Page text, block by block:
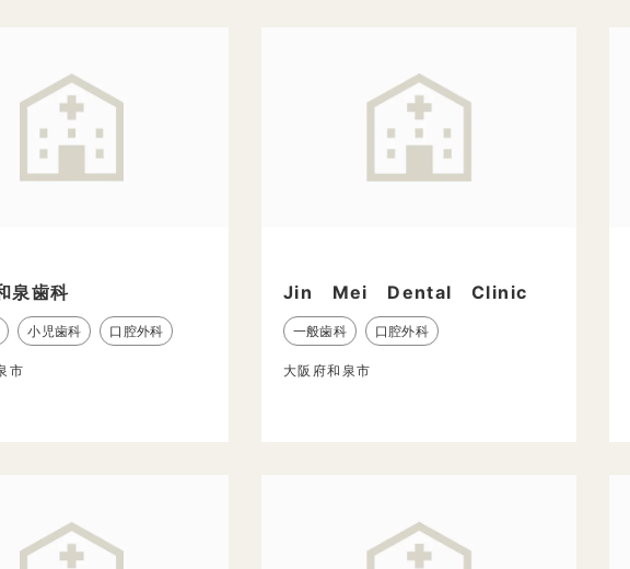
泉歯科
小児歯科 口腔外科
市
Jin Mei Dental Clinic
一般歯科 口腔外科
大阪府和泉市